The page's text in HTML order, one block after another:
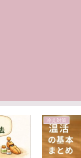
冷え対策